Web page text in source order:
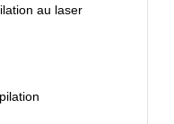
au laser